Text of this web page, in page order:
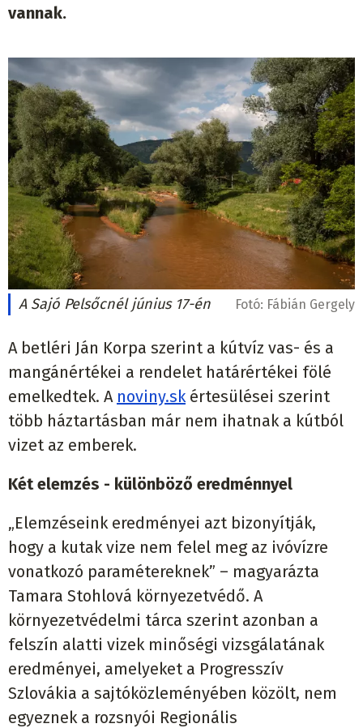
vannak.
A Sajó Pelsőcnél június 17-én Fotó: Fábián Gergely
A betléri Ján Korpa szerint a kútvíz vas- és a
mangánértékei a rendelet határértékei fölé
emelkedtek. A noviny.skértesülései szerint
több háztartásban már nem ihatnak a kútból
vizet az emberek.
Két elemzés - különböző eredménnyel
„Elemzéseink eredményei azt bizonyítják,
hogy a kutak vize nem felel meg az ivóvízre
vonatkozó paramétereknek” – magyarázta
Tamara Stohlová környezetvédő. A
környezetvédelmi tárca szerint azonban a
felszín alatti vizek minőségi vizsgálatának
eredményei, amelyeket a Progresszív
Szlovákia a sajtóközleményében közölt, nem
egyeznek a rozsnyói Regionális